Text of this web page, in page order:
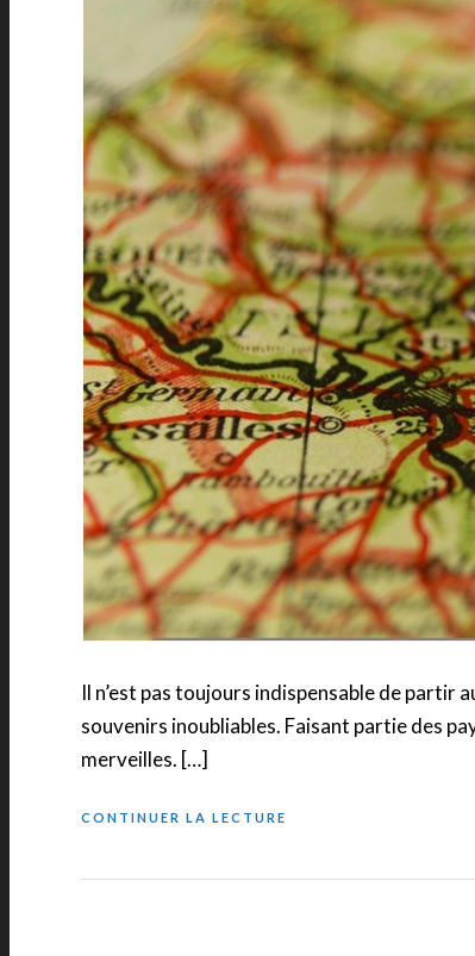
Il n’est pas toujours indispensable de partir
souvenirs inoubliables. Faisant partie des
merveilles. […]
CONTINUER LA LECTURE